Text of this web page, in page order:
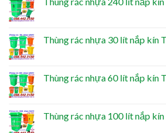
Thùng rác nhựa 30 lít nắp kín
Thùng rác nhựa 60 lít nắp kín
Thùng rác nhựa 100 lít nắp